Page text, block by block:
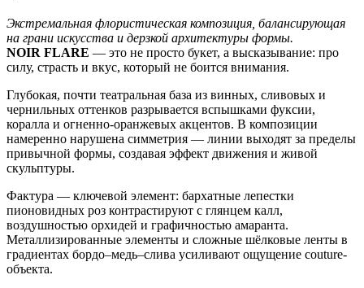
Экстремальная флористическая композиция, балансирующая
на грани искусства и дерзкой архитектуры формы.
NOIR FLARE — это не просто букет, а высказывание: про
силу, страсть и вкус, который не боится внимания.
Глубокая, почти театральная база из винных, сливовых и
чернильных оттенков разрывается вспышками фуксии,
коралла и огненно-оранжевых акцентов. В композиции
намеренно нарушена симметрия — линии выходят за пределы
привычной формы, создавая эффект движения и живой
скульптуры.
Фактура — ключевой элемент: бархатные лепестки
пионовидных роз контрастируют с глянцем калл,
воздушностью орхидей и графичностью амаранта.
Металлизированные элементы и сложные шёлковые ленты в
градиентах бордо–медь–слива усиливают ощущение couture-
объекта.